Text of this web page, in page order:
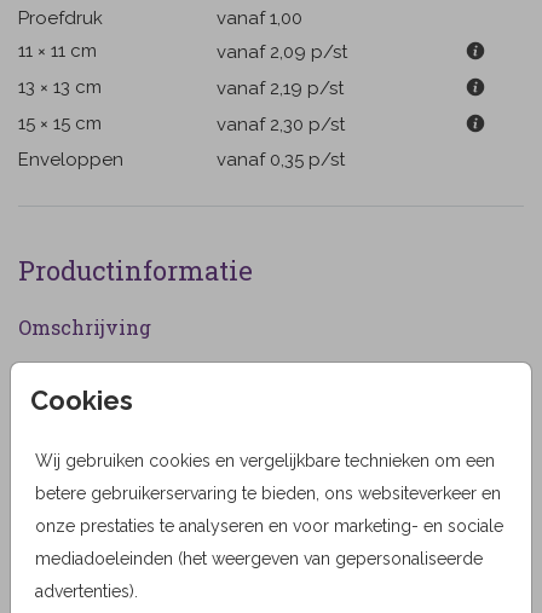
Cookies
Wij gebruiken cookies en vergelijkbare technieken om een
betere gebruikerservaring te bieden, ons websiteverkeer en
onze prestaties te analyseren en voor marketing- en sociale
mediadoeleinden (het weergeven van gepersonaliseerde
advertenties).
Proefdruk
vanaf 1,00
11 × 11 cm
vanaf 2,09 p/st
13 × 13 cm
vanaf 2,19 p/st
15 × 15 cm
vanaf 2,30 p/st
Enveloppen
vanaf 0,35 p/st
Productinformatie
Omschrijving
wolken en water. Alle teksten en kleuren zijn naar
Designer
MyCards Design
Collectie